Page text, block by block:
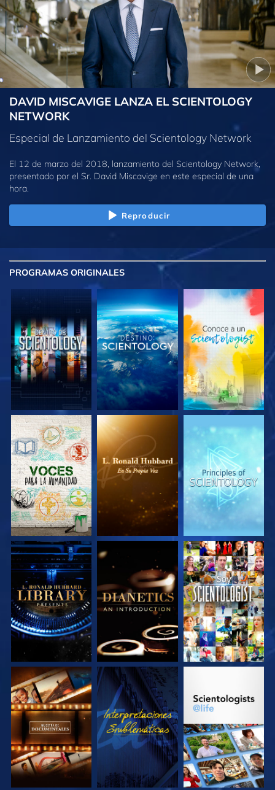
DAVID MISCAVIGE LANZA EL SCIENTOLOGY
NETWORK
Especial de Lanzamiento del Scientology Network
El 12 de marzo del 2018, lanzamiento del Scientology Network,
presentado por el Sr. David Miscavige en este especial de una
hora.
Reproducir
PROGRAMAS ORIGINALES
EXPLORA LAS
SERIES
EXPLORA LAS
SERIES
EXPLORA LAS
SERIES
EXPLORA LAS
SERIES
EXPLORA LAS
SERIES
VE
EXPLORA LAS
SERIES
VE
EXPLORA LAS